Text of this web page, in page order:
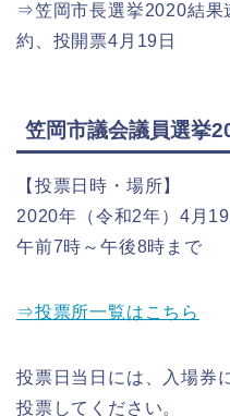
⇒笠岡市長選挙2020結果
約、投開票4月19日
笠岡市議会議員選挙
【投票日時・場所】
2020年（令和2年）4月19
午前7時～午後8時まで
⇒投票所一覧はこちら
投票日当日には、入場券
投票してください。